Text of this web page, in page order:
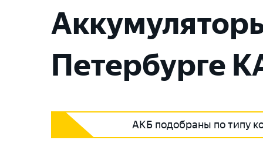
Петербурге
АКБ подобраны по типу